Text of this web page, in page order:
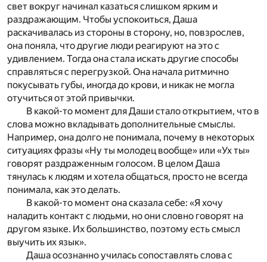
свет вокруг начинал казаться слишком ярким и
раздражающим. Чтобы успокоиться, Даша
раскачивалась из стороны в сторону, но, повзрослев,
она поняла, что другие люди реагируют на это с
удивлением. Тогда она стала искать другие способы
справляться с перегрузкой. Она начала ритмично
покусывать губы, иногда до крови, и никак не могла
отучиться от этой привычки.
В какой-то момент для Даши стало открытием, что в
слова можно вкладывать дополнительные смыслы.
Например, она долго не понимала, почему в некоторых
ситуациях фразы «Ну ты молодец вообще» или «Ух ты»
говорят раздраженным голосом. В целом Даша
тянулась к людям и хотела общаться, просто не всегда
понимала, как это делать.
В какой-то момент она сказала себе: «Я хочу
наладить контакт с людьми, но они словно говорят на
другом языке. Их большинство, поэтому есть смысл
выучить их язык».
Даша осознанно училась сопоставлять слова с